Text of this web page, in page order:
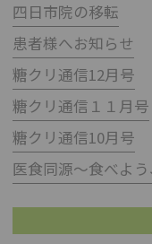
四日市院の移転
患者様へお知らせ
糖クリ通信12月号
糖クリ通信１１月号
糖クリ通信10月号
医食同源～食べよ